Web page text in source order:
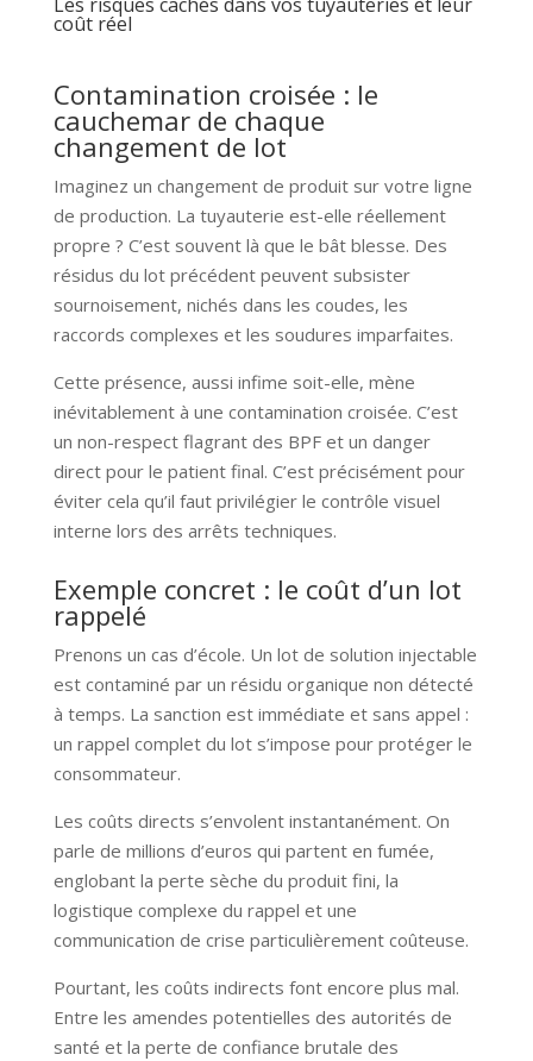
coût réel
Contamination croisée : le
cauchemar de chaque
changement de lot
Imaginez un changement de produit sur votre ligne
de production. La tuyauterie est-elle réellement
propre ? C’est souvent là que le bât blesse. Des
résidus du lot précédent peuvent subsister
sournoisement, nichés dans les coudes, les
raccords complexes et les soudures imparfaites.
Cette présence, aussi infime soit-elle, mène
inévitablement à une contamination croisée. C’est
un non-respect flagrant des BPF et un danger
direct pour le patient final. C’est précisément pour
éviter cela qu’il faut privilégier le contrôle visuel
interne lors des arrêts techniques.
Exemple concret : le coût d’un lot
rappelé
Prenons un cas d’école. Un lot de solution injectable
est contaminé par un résidu organique non détecté
à temps. La sanction est immédiate et sans appel :
un rappel complet du lot s’impose pour protéger le
consommateur.
Les coûts directs s’envolent instantanément. On
parle de millions d’euros qui partent en fumée,
englobant la perte sèche du produit fini, la
logistique complexe du rappel et une
communication de crise particulièrement coûteuse.
Pourtant, les coûts indirects font encore plus mal.
Entre les amendes potentielles des autorités de
santé et la perte de confiance brutale des